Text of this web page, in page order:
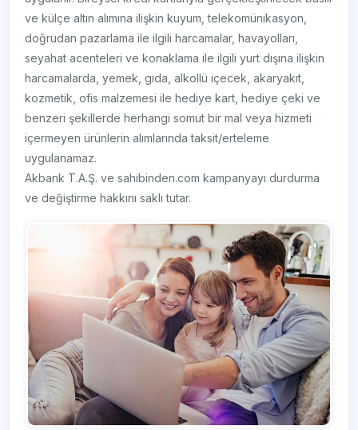
ve külçe altın alımına ilişkin kuyum, telekomünikasyon,
doğrudan pazarlama ile ilgili harcamalar, havayolları,
seyahat acenteleri ve konaklama ile ilgili yurt dışına ilişkin
harcamalarda, yemek, gıda, alkollü içecek, akaryakıt,
kozmetik, ofis malzemesi ile hediye kart, hediye çeki ve
benzeri şekillerde herhangi somut bir mal veya hizmeti
içermeyen ürünlerin alımlarında taksit/erteleme
uygulanamaz.
Akbank T.A.Ş. ve sahibinden.com kampanyayı durdurma
ve değiştirme hakkını saklı tutar.